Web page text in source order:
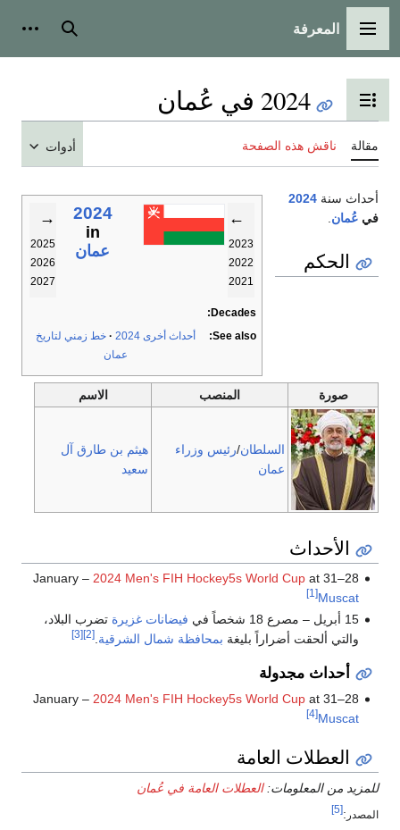
القائمة الرئيسية
المعرفة بحث
تبديل عرض جدول المحتويات
2024 في عُمان
مقالة ناقش هذه الصفحة أدوات
←
2023
2022
2021
2024
in
عمان
→
2025
2026
2027
Decades:
See also:
أحداث أخرى 2024
خط زمني لتاريخ
عمان
أحداث سنة 2024
في عُمان
الحكم
صورة المنصب الاسم
السلطان/رئيس وزراء
عمان
هيثم بن طارق آل
سعيد
الأحداث
28–31 January –
2024 Men's FIH Hockey5s World Cupat
Muscat
[1]
15 أبريل – مصرع 18 شخصاً في فيضانات غزيرة تضرب البلاد،
والتي ألحقت أضراراً بليغة بمحافظة شمال الشرقية .
[2]
[3]
أحداث مجدولة
28–31 January –
2024 Men's FIH Hockey5s World Cupat
Muscat
[4]
العطلات العامة
للمزيد من المعلومات:العطلات العامة في عُمان
المصدر :
[5]